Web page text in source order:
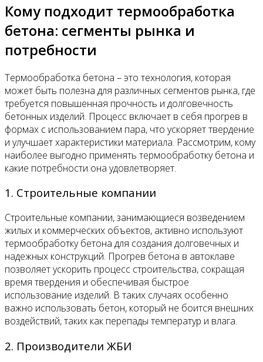
Кому подходит термообработка
бетона: сегменты рынка и
потребности
Термообработка бетона – это технология, которая
может быть полезна для различных сегментов рынка, где
требуется повышенная прочность и долговечность
бетонных изделий. Процесс включает в себя прогрев в
формах с использованием пара, что ускоряет твердение
и улучшает характеристики материала. Рассмотрим, кому
наиболее выгодно применять термообработку бетона и
какие потребности она удовлетворяет.
1. Строительные компании
Строительные компании, занимающиеся возведением
жилых и коммерческих объектов, активно используют
термообработку бетона для создания долговечных и
надежных конструкций. Прогрев бетона в автоклаве
позволяет ускорить процесс строительства, сокращая
время твердения и обеспечивая быстрое
использование изделий. В таких случаях особенно
важно использовать бетон, который не боится внешних
воздействий, таких как перепады температур и влага.
2. Производители ЖБИ